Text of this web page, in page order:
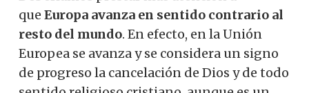
que Europa avanza en sentido contrario al
resto del mundo. En efecto, en la Unión
Europea se avanza y se considera un signo
de progreso la cancelación de Dios y de todo